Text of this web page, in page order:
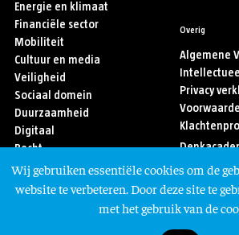
Energie en klimaat
Financiële sector
Mobiliteit
Cultuur en media
Veiligheid
Sociaal domein
Duurzaamheid
Digitaal
Recht
Sport
Asiel en migratie
Overig
Algemene
Privacy
Volg ons
Wij gebruiken essentiële cookies om de
website te verbeteren. Door deze site te
met het gebruik van de